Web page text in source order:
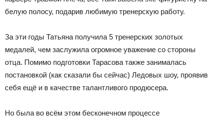
белую полосу, подарив любимую тренерскую работу.
За эти годы Татьяна получила 5 тренерских золотых
медалей, чем заслужила огромное уважение со стороны
отца. Помимо подготовки Тарасова также занималась
постановкой (как сказали бы сейчас) Ледовых шоу, проявив
себя ещё и в качестве талантливого продюсера.
Но была во всём этом бесконечном процессе